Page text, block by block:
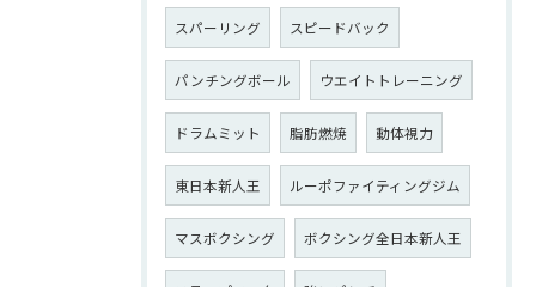
スパーリング スピードバック
パンチングボール ウエイトトレーニング
ドラムミット 脂肪燃焼 動体視力
東日本新人王 ルーポファイティングジム
マスボクシング ボクシング全日本新人王